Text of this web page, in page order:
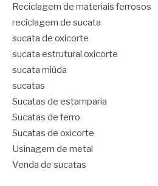
Reciclagem de materiais ferrosos
reciclagem de sucata
sucata de oxicorte
sucata estrutural oxicorte
sucata miúda
sucatas
Sucatas de estamparia
Sucatas de ferro
Sucatas de oxicorte
Usinagem de metal
Venda de sucatas